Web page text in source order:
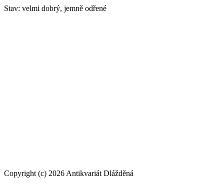
Stav: velmi dobrý, jemně odřené
Copyright (c) 2026 Antikvariát Dlážděná